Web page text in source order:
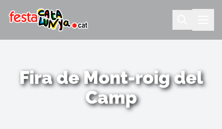
Fira de Mont-roig del
Camp